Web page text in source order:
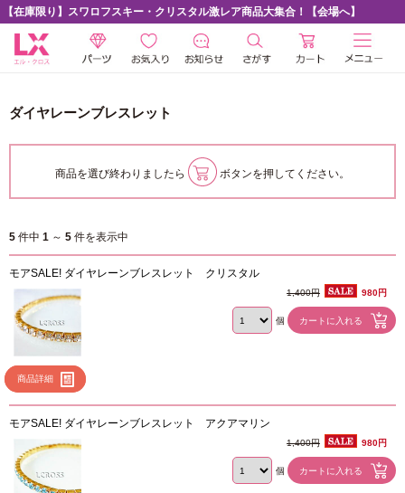
【在庫限り】スワロフスキー・クリスタル激レア商品大集合！【会場へ】
ダイヤレーンブレスレット
商品を選び終わりましたら ボタンを押してください。
5 件中 1 ～ 5 件を表示中
モアSALE! ダイヤレーンブレスレット クリスタル
商品詳細
1,400円 980円
個
モアSALE! ダイヤレーンブレスレット アクアマリン
1,400円 980円
個